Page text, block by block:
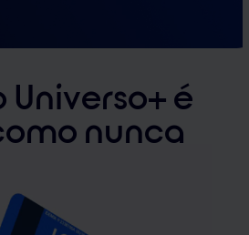
Universo+ é
nunca